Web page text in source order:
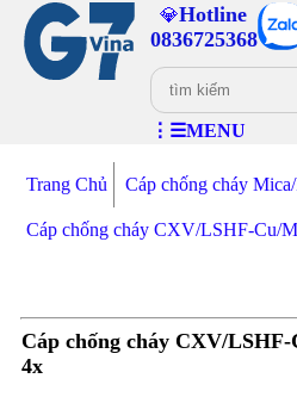
💎Hotline
0836725368
⋮☰MENU
Trang Chủ Cáp chống cháy
Cáp chống cháy CXV/LSHF-Cu/
Cáp chống cháy CXV/
4x